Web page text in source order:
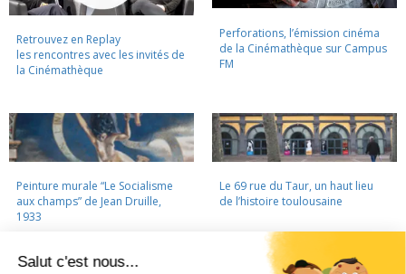
Retrouvez en Replay
les rencontres avec les invités de
la Cinémathèque
Perforations, l’émission cinéma
de la Cinémathèque sur Campus
FM
Peinture murale “Le Socialisme
aux champs” de Jean Druille,
1933
Le 69 rue du Taur, un haut lieu
de l’histoire toulousaine